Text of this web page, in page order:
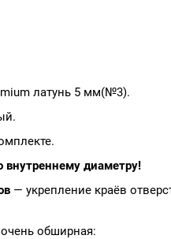
латунь 5 мм(№3).
диаметру!
— укрепление краёв
обширная: